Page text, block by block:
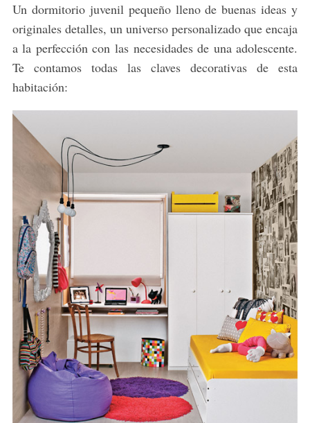
Un dormitorio juvenil pequeño lleno de buenas ideas y
originales detalles, un universo personalizado que encaja
a la perfección con las necesidades de una adolescente.
Te contamos todas las claves decorativas de esta
habitación: